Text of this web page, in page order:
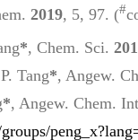
2019, 5, 97. (#
*, Chem. Sci.
Tang*, Angew.
*, Angew. Chem.